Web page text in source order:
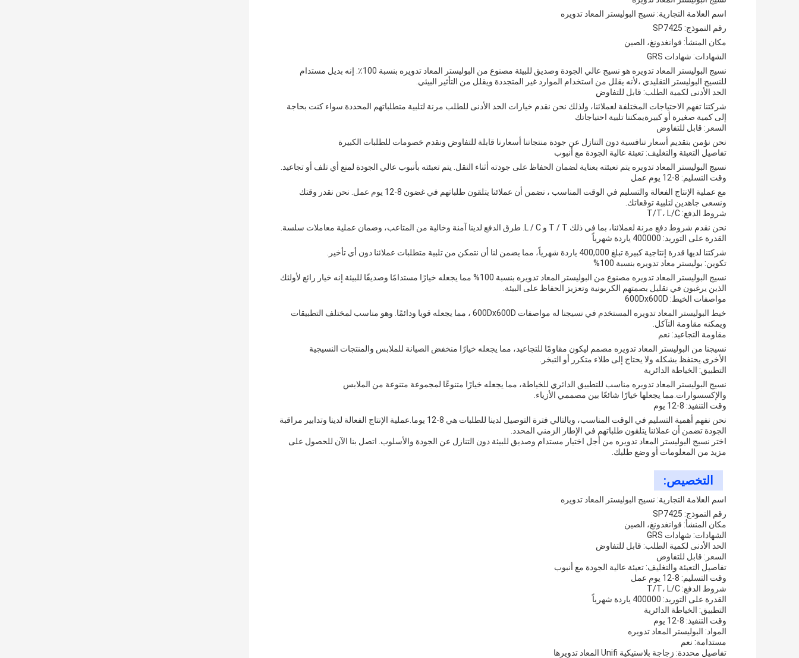
اسم العلامة التجارية: نسيج البوليستر المعاد تدويره
رقم النموذج: SP7425
مكان المنشأ: قوانغدونغ، الصين
الشهادات: شهادات GRS
نسيج البوليستر المعاد تدويره هو نسيج عالي الجودة وصديق للبيئة مصنوع من البوليستر المعاد تدويره بنسبة 100٪. إنه بديل مستدام
للنسيج البوليستر التقليدي ،لأنه يقلل من استخدام الموارد غير المتجددة ويقلل من التأثير البيئي.
الحد الأدنى لكمية الطلب: قابل للتفاوض
شركتنا تفهم الاحتياجات المختلفة لعملائنا، ولذلك نحن نقدم خيارات الحد الأدنى للطلب مرنة لتلبية متطلباتهم المحددة.سواء كنت بحاجة
إلى كمية صغيرة أو كبيرةيمكننا تلبية احتياجاتك
السعر: قابل للتفاوض
نحن نؤمن بتقديم أسعار تنافسية دون التنازل عن جودة منتجاتنا أسعارنا قابلة للتفاوض ونقدم خصومات للطلبات الكبيرة
تفاصيل التعبئة والتغليف: تعبئة عالية الجودة مع أنبوب
نسيج البوليستر المعاد تدويره يتم تعبئته بعناية لضمان الحفاظ على جودته أثناء النقل. يتم تعبئته بأنبوب عالي الجودة لمنع أي تلف أو تجاعيد.
وقت التسليم: 8-12 يوم عمل
مع عملية الإنتاج الفعالة والتسليم في الوقت المناسب ، نضمن أن عملائنا يتلقون طلباتهم في غضون 8-12 يوم عمل. نحن نقدر وقتك
ونسعى جاهدين لتلبية توقعاتك.
شروط الدفع: T/T، L/C
نحن نقدم شروط دفع مرنة لعملائنا، بما في ذلك T / T و L / C. طرق الدفع لدينا آمنة وخالية من المتاعب، وضمان عملية معاملات سلسة.
القدرة على التوريد: 400000 ياردة شهرياً
شركتنا لديها قدرة إنتاجية كبيرة تبلغ 400,000 ياردة شهرياً، مما يضمن لنا أن نتمكن من تلبية متطلبات عملائنا دون أي تأخير.
تكوين: بوليستر معاد تدويره بنسبة 100%
نسيج البوليستر المعاد تدويره مصنوع من البوليستر المعاد تدويره بنسبة 100% مما يجعله خيارًا مستدامًا وصديقًا للبيئة.إنه خيار رائع لأولئك
الذين يرغبون في تقليل بصمتهم الكربونية وتعزيز الحفاظ على البيئة.
مواصفات الخيط: 600Dx600D
خيط البوليستر المعاد تدويره المستخدم في نسيجنا له مواصفات 600Dx600D ، مما يجعله قويا ودائمًا. وهو مناسب لمختلف التطبيقات
ويمكنه مقاومة التآكل.
مقاومة التجاعيد: نعم
نسيجنا من البوليستر المعاد تدويره مصمم ليكون مقاومًا للتجاعيد، مما يجعله خيارًا منخفض الصيانة للملابس والمنتجات النسيجية
الأخرى.يحتفظ بشكله ولا يحتاج إلى طلاء متكرر أو التبخر.
التطبيق: الخياطة الدائرية
نسيج البوليستر المعاد تدويره مناسب للتطبيق الدائري للخياطة، مما يجعله خيارًا متنوعًا لمجموعة متنوعة من الملابس
والإكسسوارات.مما يجعلها خيارًا شائعًا بين مصممي الأزياء.
وقت التنفيذ: 8-12 يوم
نحن نفهم أهمية التسليم في الوقت المناسب، وبالتالي فترة التوصيل لدينا للطلبات هي 8-12 يوما.عملية الإنتاج الفعالة لدينا وتدابير مراقبة
الجودة تضمن أن عملائنا يتلقون طلباتهم في الإطار الزمني المحدد.
اختر نسيج البوليستر المعاد تدويره من أجل اختيار مستدام وصديق للبيئة دون التنازل عن الجودة والأسلوب. اتصل بنا الآن للحصول على
مزيد من المعلومات أو وضع طلبك.
التخصيص:
اسم العلامة التجارية: نسيج البوليستر المعاد تدويره
رقم النموذج: SP7425
مكان المنشأ: قوانغدونغ، الصين
الشهادات: شهادات GRS
الحد الأدنى لكمية الطلب: قابل للتفاوض
السعر: قابل للتفاوض
تفاصيل التعبئة والتغليف: تعبئة عالية الجودة مع أنبوب
وقت التسليم: 8-12 يوم عمل
شروط الدفع: T/T، L/C
القدرة على التوريد: 400000 ياردة شهرياً
التطبيق: الخياطة الدائرية
وقت التنفيذ: 8-12 يوم
المواد: البوليستر المعاد تدويره
مستدامة: نعم
تفاصيل محددة: زجاجة بلاستيكية Unifi المعاد تدويرها